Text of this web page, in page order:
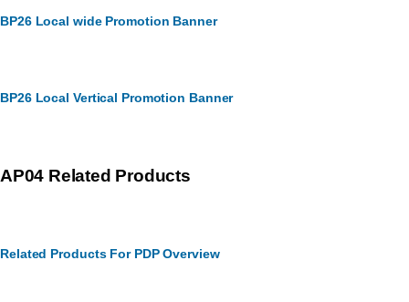
BP26 Local wide Promotion Banner
BP26 Local Vertical Promotion Banner
AP04 Related Products
Related Products For PDP Overview